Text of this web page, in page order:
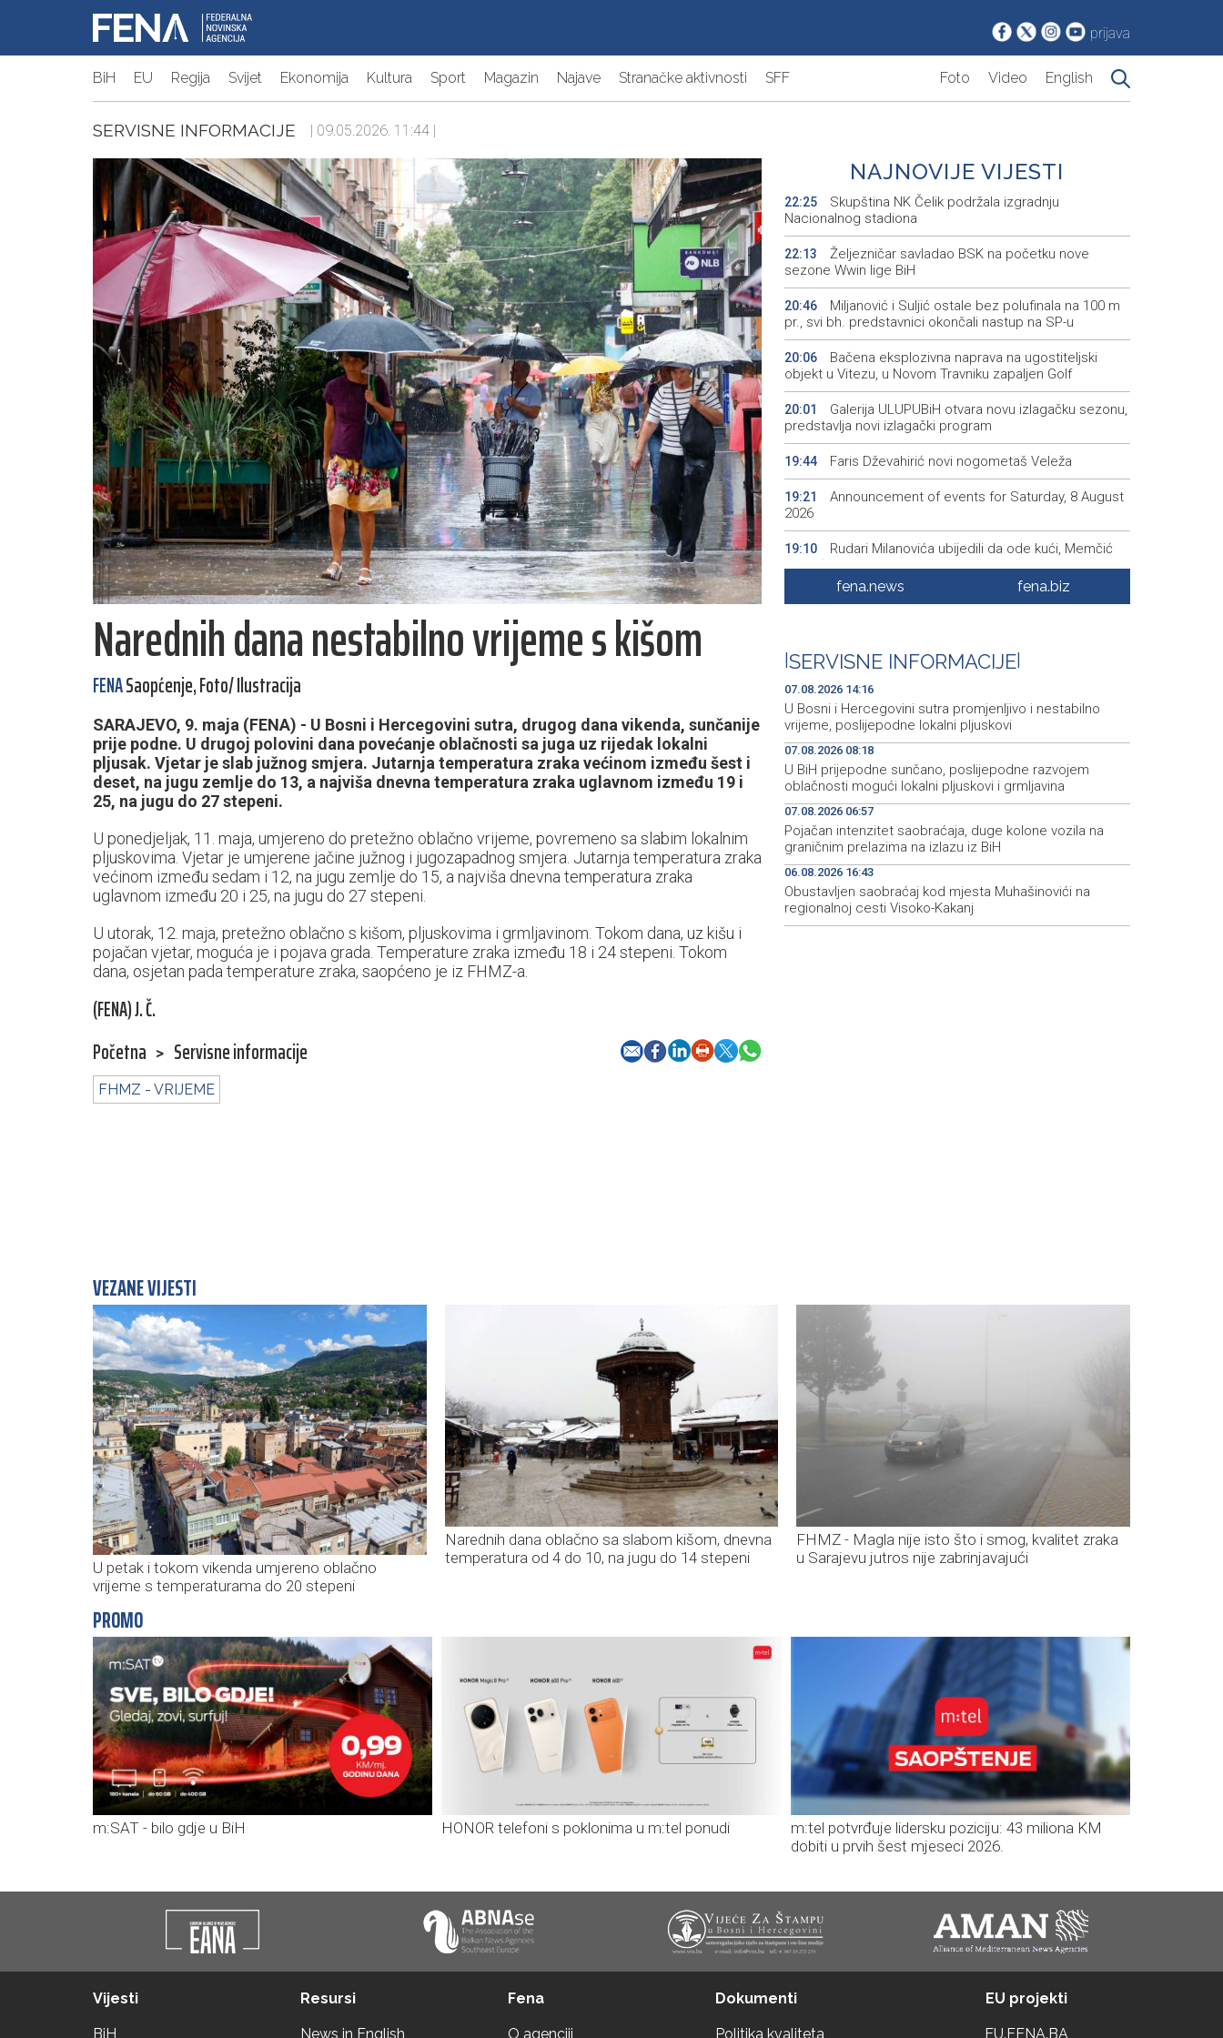
prijava
BiH EU Regija Svijet Ekonomija Kultura Sport Magazin Najave Stranačke aktivnosti SFF Foto Video English
SERVISNE INFORMACIJE | 09.05.2026. 11:44 |
Narednih dana nestabilno vrijeme s kišom
FENASaopćenje, Foto/ Ilustracija
SARAJEVO, 9. maja (FENA) - U Bosni i Hercegovini sutra, drugog dana vikenda, sunčanije
prije podne. U drugoj polovini dana povećanje oblačnosti sa juga uz rijedak lokalni
pljusak. Vjetar je slab južnog smjera. Jutarnja temperatura zraka većinom između šest i
deset, na jugu zemlje do 13, a najviša dnevna temperatura zraka uglavnom između 19 i
25, na jugu do 27 stepeni.
U ponedjeljak, 11. maja, umjereno do pretežno oblačno vrijeme, povremeno sa slabim lokalnim
pljuskovima. Vjetar je umjerene jačine južnog i jugozapadnog smjera. Jutarnja temperatura zraka
većinom između sedam i 12, na jugu zemlje do 15, a najviša dnevna temperatura zraka
uglavnom između 20 i 25, na jugu do 27 stepeni.
U utorak, 12. maja, pretežno oblačno s kišom, pljuskovima i grmljavinom. Tokom dana, uz kišu i
pojačan vjetar, moguća je i pojava grada. Temperature zraka između 18 i 24 stepeni. Tokom
dana, osjetan pada temperature zraka, saopćeno je iz FHMZ-a.
(FENA) J. Č.
Početna > Servisne informacije
FHMZ - VRIJEME
NAJNOVIJE VIJESTI
22:25
Skupština NK Čelik podržala izgradnju
Nacionalnog stadiona
22:13
Željezničar savladao BSK na početku nove
sezone Wwin lige BiH
20:46
Miljanović i Suljić ostale bez polufinala na 100 m
pr., svi bh. predstavnici okončali nastup na SP-u
20:06
Bačena eksplozivna naprava na ugostiteljski
objekt u Vitezu, u Novom Travniku zapaljen Golf
20:01
Galerija ULUPUBiH otvara novu izlagačku sezonu,
predstavlja novi izlagački program
19:44 Faris Dževahirić novi nogometaš Veleža
19:21
Announcement of events for Saturday, 8 August
2026
19:10
Rudari Milanovića ubijedili da ode kući, Memčić
se već ponovo vratio u jamu 'Raspotočje'
Sarajevo Film Festival presents Kinoscope and
19:00 Najave događaja za 8. 8. 2026. godine (subota)
fena.news fena.biz
SERVISNE INFORMACIJE|
07.08.2026 14:16
U Bosni i Hercegovini sutra promjenljivo i nestabilno
vrijeme, poslijepodne lokalni pljuskovi
07.08.2026 08:18
U BiH prijepodne sunčano, poslijepodne razvojem
oblačnosti mogući lokalni pljuskovi i grmljavina
07.08.2026 06:57
Pojačan intenzitet saobraćaja, duge kolone vozila na
graničnim prelazima na izlazu iz BiH
06.08.2026 16:43
Obustavljen saobraćaj kod mjesta Muhašinovići na
regionalnoj cesti Visoko-Kakanj
VEZANE VIJESTI
U petak i tokom vikenda umjereno oblačno
vrijeme s temperaturama do 20 stepeni
Narednih dana oblačno sa slabom kišom, dnevna
temperatura od 4 do 10, na jugu do 14 stepeni
FHMZ - Magla nije isto što i smog, kvalitet zraka
u Sarajevu jutros nije zabrinjavajući
PROMO
m:SAT - bilo gdje u BiH HONOR telefoni s poklonima u m:tel ponudi
m:tel potvrđuje lidersku poziciju: 43 miliona KM
dobiti u prvih šest mjeseci 2026.
Vijesti
BiH
Resursi
News in English
Fena
O agenciji
Dokumenti
Politika kvaliteta
EU projekti
EU.FENA.BA